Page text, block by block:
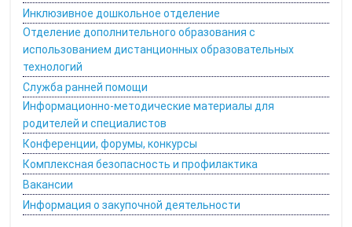
Инклюзивное дошкольное отделение
Отделение дополнительного образования с
использованием дистанционных образовательных
технологий
Служба ранней помощи
Информационно-методические материалы для
родителей и специалистов
Конференции, форумы, конкурсы
Комплексная безопасность и профилактика
Вакансии
Информация о закупочной деятельности